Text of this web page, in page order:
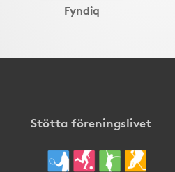
Fyndiq
Stötta föreningslivet